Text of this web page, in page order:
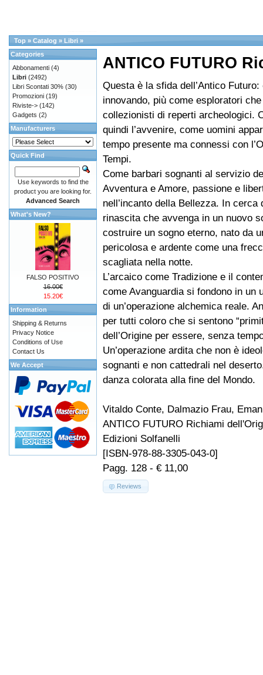
Top » Catalog » Libri »
ANTICO FUTURO
Questa è la sfida dell’Antico
innovando, più come esploratori
collezionisti di reperti archeologici.
quindi l’avvenire, come uomini
tempo presente ma connessi con
Tempi.
Come barbari sognanti al servizio
Avventura e Amore, passione e
nell’incanto della Bellezza. In cerca
rinascita che avvenga in un nuovo
costruire un sogno eterno, nato da
pericolosa e ardente come una
scagliata nella notte.
L’arcaico come Tradizione e il
come Avanguardia si fondono in un
di un’operazione alchemica reale.
per tutti coloro che si sentono
dell’Origine per essere, senza
Un’operazione ardita che non è
sognanti e non cattedrali nel
danza colorata alla fine del Mondo.
Vitaldo Conte, Dalmazio Frau,
ANTICO FUTURO Richiami
Edizioni Solfanelli
[ISBN-978-88-3305-043-0]
Pagg. 128 - € 11,00
Reviews
Categories
Abbonamenti (4)
Libri (2492)
Libri Scontati 30% (30)
Promozioni (19)
Riviste-> (142)
Gadgets (2)
Manufacturers
Quick Find
Use keywords to find the
product you are looking for.
Advanced Search
What's New?
FALSO POSITIVO
16.00€
15.20€
Information
Shipping & Returns
Privacy Notice
Conditions of Use
Contact Us
We Accept